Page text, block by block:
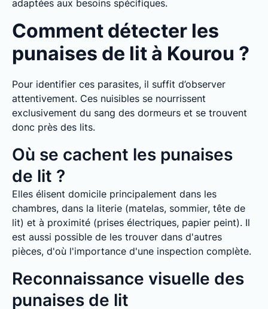
adaptées aux besoins spécifiques.
Comment détecter les
punaises de lit à Kourou ?
Pour identifier ces parasites, il suffit d’observer
attentivement. Ces nuisibles se nourrissent
exclusivement du sang des dormeurs et se trouvent
donc près des lits.
Où se cachent les punaises
de lit ?
Elles élisent domicile principalement dans les
chambres, dans la literie (matelas, sommier, tête de
lit) et à proximité (prises électriques, papier peint). Il
est aussi possible de les trouver dans d'autres
pièces, d'où l'importance d'une inspection complète.
Reconnaissance visuelle des
punaises de lit